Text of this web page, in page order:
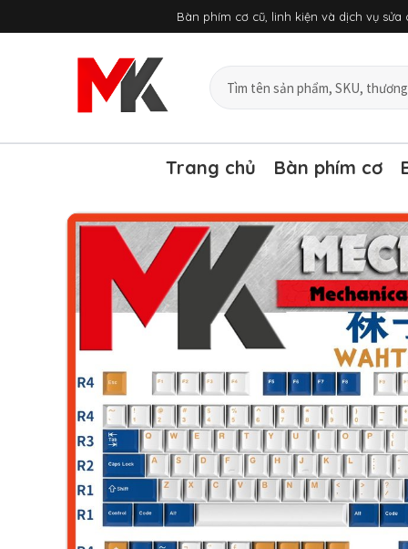
đến
Bàn phím cơ cũ, linh kiện và dịch vụ sửa
Tìm
sản
và
bài
Trang chủ Bàn phím cơ